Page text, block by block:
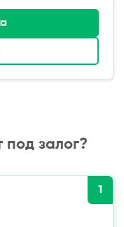
под залог?
1